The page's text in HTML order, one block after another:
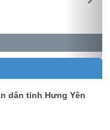
dân tỉnh Hưng Yên